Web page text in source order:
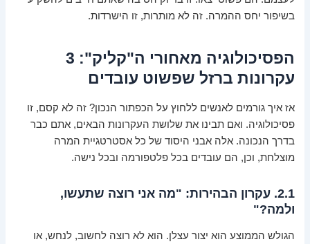
בשיפור יחס ההמרה. זה לא מותרות, זו הישרדות.
הפסיכולוגיה מאחורי ה"קליק": 3
עקרונות ברזל שפשוט עובדים
אז איך גורמים לאנשים ללחוץ על הכפתור הנכון? זה לא קסם, זו
פסיכולוגיה. ואם תבינו את שלושת העקרונות הבאים, אתם כבר
בדרך הנכונה. אלה אבני היסוד של כל אסטרטגיית המרה
מוצלחת, וכן, הם עובדים בכל פלטפורמה ובכל נישה.
2.1. עקרון הבהירות: "מה אני רוצה שתעשו,
ולמה?"
הגולש הממוצע הוא יצור עצלן. הוא לא רוצה לחשוב, לנחש, או